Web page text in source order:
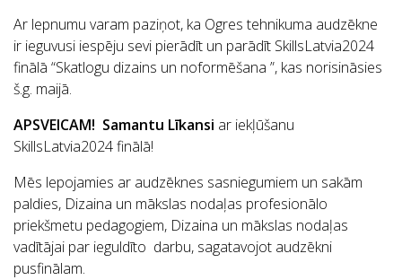
Ar lepnumu varam paziņot, ka Ogres tehnikuma audzēkne
ir ieguvusi iespēju sevi pierādīt un parādīt SkillsLatvia2024
finālā “Skatlogu dizains un noformēšana ”, kas norisināsies
š.g. maijā.
APSVEICAM! Samantu Līkansi ar iekļūšanu
SkillsLatvia2024 finālā!
Mēs lepojamies ar audzēknes sasniegumiem un sakām
paldies, Dizaina un mākslas nodaļas profesionālo
priekšmetu pedagogiem, Dizaina un mākslas nodaļas
vadītājai par ieguldīto darbu, sagatavojot audzēkni
pusfinālam.